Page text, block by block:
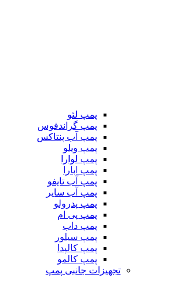
پمپ لئو
پمپ گراندفوس
پمپ آب پنتاکس
پمپ ویلو
پمپ لوارا
پمپ ابارا
پمپ آب تایفو
پمپ آب سایر
پمپ پدرولو
پمپ پی ام
پمپ داب
پمپ سیلور
پمپ کالپدا
پمپ کالمو
تجهیزات جانبی پمپ